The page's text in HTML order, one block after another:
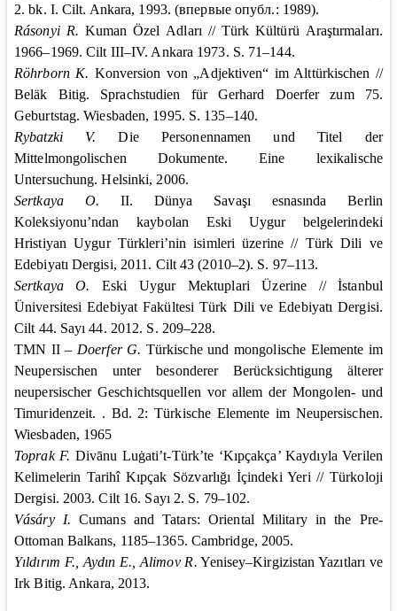
2. bk. I. Cilt. Ankara, 1993. (впервые опубл.: 1989).
Rásonyi R. Kuman Özel Adları // Türk Kültürü Araştırmaları.
1966–1969. Cilt III–IV. Ankara 1973. S. 71–144.
Röhrborn K. Konversion von „Adjektiven“ im Alttürkischen //
Beläk Bitig. Sprachstudien für Gerhard Doerfer zum 75.
Geburtstag.Wiesbaden, 1995. S. 135–140.
Rybatzki V. Die Personennamen und Titel der
Mittelmongolischen Dokumente. Eine lexikalische
Untersuchung.Helsinki, 2006.
Sertkaya O. II. Dünya Savaşı esnasında Berlin
Koleksiyonu’ndan kaybolan Eski Uygur belgelerindeki
Hristiyan Uygur Türkleri’nin isimleri üzerine // Türk Dili ve
Edebiyatı Dergisi, 2011. Cilt 43 (2010–2). S. 97–113.
Sertkaya O. Eski Uygur Mektuplari Üzerine // İstanbul
Üniversitesi Edebiyat Fakültesi Türk Dili ve Edebiyatı Dergisi.
Cilt 44. Sayı 44. 2012. S. 209–228.
TMN II – Doerfer G. Türkische und mongolische Elemente im
Neupersischen unter besonderer Berücksichtigung älterer
neupersischer Geschichtsquellen vor allem der Mongolen- und
Timuridenzeit. . Bd. 2: Türkische Elemente im Neupersischen.
Wiesbaden, 1965
Toprak F. Divānu Luġati’t-Türk’te ‘Kıpçakça’ Kaydıyla Verilen
Kelimelerin Tarihî Kıpçak Sözvarlığı İçindeki Yeri // Türkoloji
Dergisi. 2003. Cilt 16. Sayı 2. S. 79–102.
Vásáry
I. Cumans and Tatars: Oriental Military in the Pre-
Ottoman Balkans, 1185–1365. Cambridge, 2005.
Yıldırım F., Aydın E., Alimov R. Yenisey–Kirgizistan Yazıtları ve
Irk Bitig. Ankara, 2013.